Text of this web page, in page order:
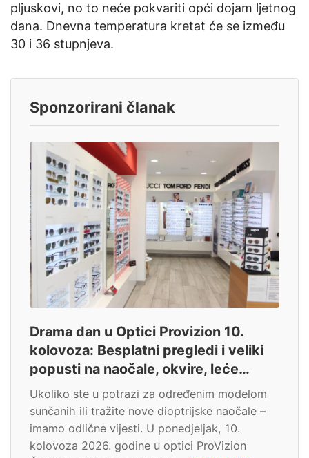
pljuskovi, no to neće pokvariti opći dojam ljetnog
dana. Dnevna temperatura kretat će se između
30 i 36 stupnjeva.
Sponzorirani članak
Drama dan u Optici Provizion 10.
kolovoza: Besplatni pregledi i veliki
popusti na naočale, okvire, leće…
Ukoliko ste u potrazi za određenim modelom
sunčanih ili tražite nove dioptrijske naočale –
imamo odlične vijesti. U ponedjeljak, 10.
kolovoza 2026. godine u optici ProVizion